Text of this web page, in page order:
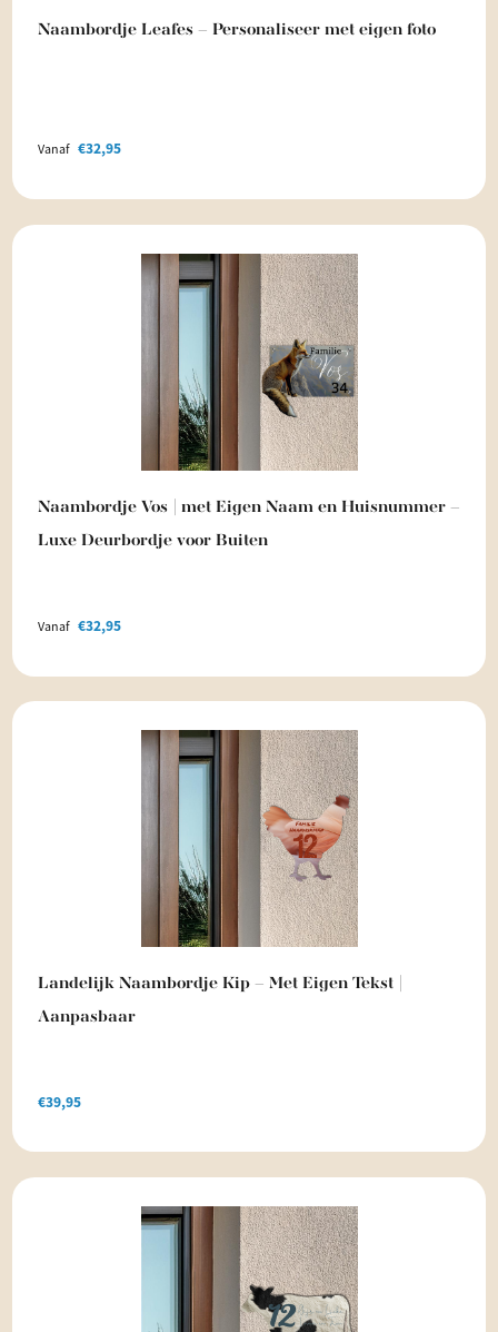
Naambordje Leafes – Personaliseer met eigen foto
Vanaf €32,95
Naambordje Vos | met Eigen Naam en Huisnummer –
Luxe Deurbordje voor Buiten
Vanaf €32,95
Landelijk Naambordje Kip – Met Eigen Tekst |
Aanpasbaar
€39,95